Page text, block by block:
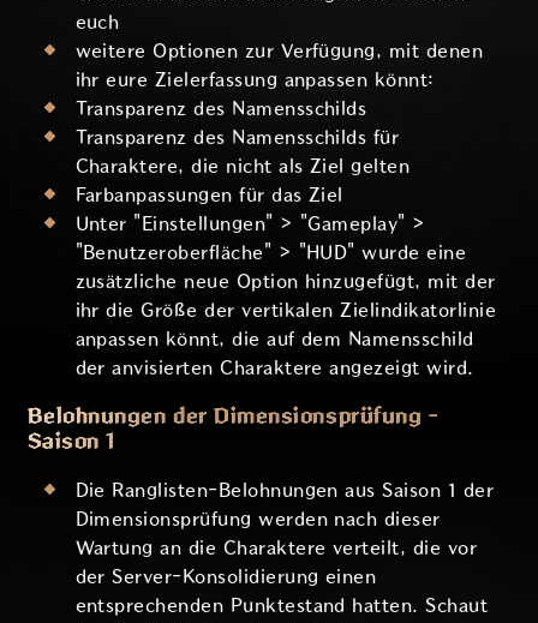
euch
weitere Optionen zur Verfügung, mit denen
ihr eure Zielerfassung anpassen könnt:
Transparenz des Namensschilds
Transparenz des Namensschilds für
Charaktere, die nicht als Ziel gelten
Farbanpassungen für das Ziel
Unter "Einstellungen" > "Gameplay" >
"Benutzeroberfläche" > "HUD" wurde eine
zusätzliche neue Option hinzugefügt, mit der
ihr die Größe der vertikalen Zielindikatorlinie
anpassen könnt, die auf dem Namensschild
der anvisierten Charaktere angezeigt wird.
Belohnungen der Dimensionsprüfung -
Saison 1
Die Ranglisten-Belohnungen aus Saison 1 der
Dimensionsprüfung werden nach dieser
Wartung an die Charaktere verteilt, die vor
der Server-Konsolidierung einen
entsprechenden Punktestand hatten. Schaut